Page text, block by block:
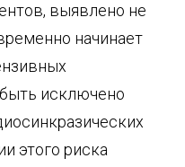
выявлено не
начинает
исключено
этого риска